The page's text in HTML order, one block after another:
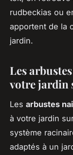
rudbeckias ou
apportent de la
jardin.
Les
votre jardin
Les arbustes
à votre jardin
système
adaptés à un